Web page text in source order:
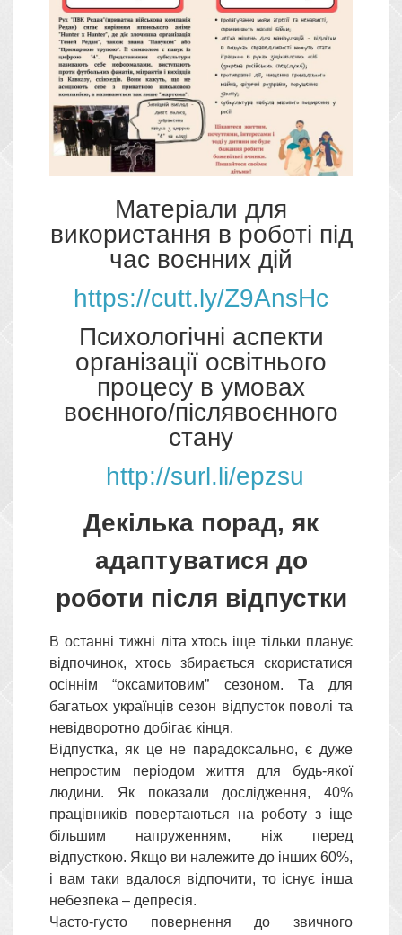
Mатеріали для
використання в роботі під
час воєнних дій
https://cutt.ly/Z9AnsHc
Психологічні аспекти
організації освітнього
процесу в умовах
воєнного/післявоєнного
стану
http://surl.li/epzsu
Декілька порад, як
адаптуватися до
роботи після відпустки
В останні тижні літа хтось іще тільки планує
відпочинок, хтось збирається скористатися
осіннім “оксамитовим” сезоном. Та для
багатьох українців сезон відпусток поволі та
невідворотно добігає кінця.
Відпустка, як це не парадоксально, є дуже
непростим періодом життя для будь-якої
людини. Як показали дослідження, 40%
працівників повертаються на роботу з іще
більшим напруженням, ніж перед
відпусткою. Якщо ви належите до інших 60%,
і вам таки вдалося відпочити, то існує інша
небезпека – депресія.
Часто-густо повернення до звичного